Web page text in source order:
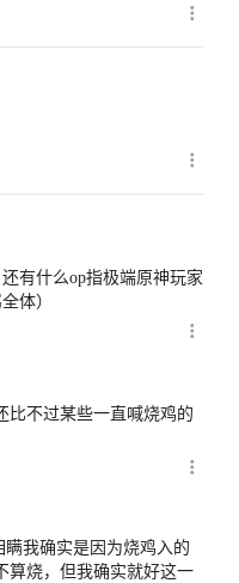
有什么op指极端原神玩家
体）
比不过某些一直喊烧鸡的
瞒我确实是因为烧鸡入的
算烧，但我确实就好这一